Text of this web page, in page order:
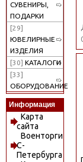
СУВЕНИРЫ,
ПОДАРКИ
[29]
ЮВЕЛИРНЫЕ
ИЗДЕЛИЯ
[30] КАТАЛОГИ
[33]
ОБОРУДОВАНИЕ
Информация
Карта
сайта
Военторги
С-
Петербурга